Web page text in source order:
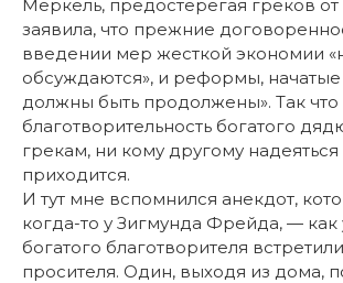
Меркель, предостерегая греков
заявила, что прежние
введении мер жесткой экономии
обсуждаются», и реформы, начатые
должны быть продолжены». Так что
благотворительность богатого
грекам, ни кому другому надеяться
приходится.
И тут мне вспомнился анекдот,
когда-то у Зигмунда Фрейда, — как
богатого благотворителя
просителя. Один, выходя из дома,